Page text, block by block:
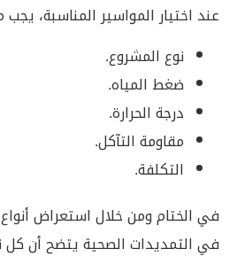
عند اختيار المواسير المناسبة، يجب
نوع المشروع.
ضغط المياه.
درجة الحرارة.
مقاومة التآكل.
التكلفة.
في الختام ومن خلال استعراض
في التمديدات الصحية يتضح أن كل